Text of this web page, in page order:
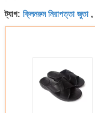
ট্যাগ: ক্লিনরুম নিরাপত্তা জুতা,